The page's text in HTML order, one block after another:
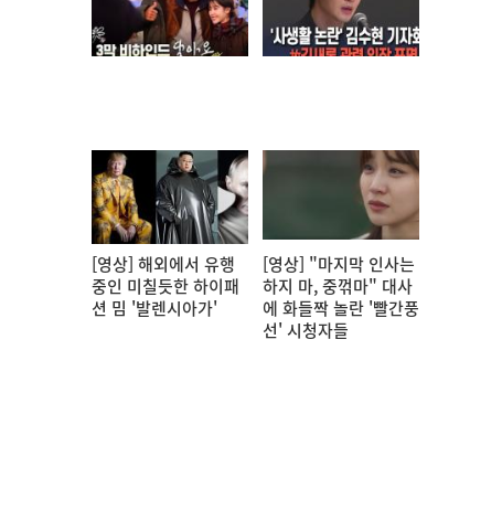
[영상] 해외에서 유행
중인 미칠듯한 하이패
션 밈 '발렌시아가'
[영상] "마지막 인사는
하지 마, 중꺾마" 대사
에 화들짝 놀란 '빨간풍
선' 시청자들